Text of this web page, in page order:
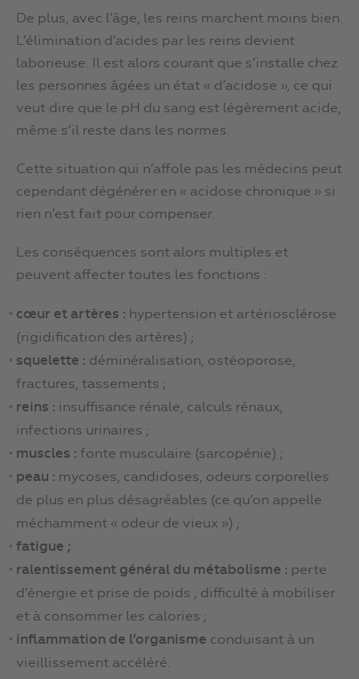
De plus, avec l’âge, les reins marchent moins bien.
L’élimination d’acides par les reins devient
laborieuse. Il est alors courant que s’installe chez
les personnes âgées un état « d’acidose », ce qui
veut dire que le pH du sang est légèrement acide,
même s’il reste dans les normes.
Cette situation qui n’affole pas les médecins peut
cependant dégénérer en « acidose chronique » si
rien n’est fait pour compenser.
Les conséquences sont alors multiples et
peuvent affecter toutes les fonctions :
cœur et artères : hypertension et artériosclérose
(rigidification des artères) ;
squelette : déminéralisation, ostéoporose,
fractures, tassements ;
reins : insuffisance rénale, calculs rénaux,
infections urinaires ;
muscles : fonte musculaire (sarcopénie) ;
peau : mycoses, candidoses, odeurs corporelles
de plus en plus désagréables (ce qu’on appelle
méchamment « odeur de vieux ») ;
fatigue ;
ralentissement général du métabolisme : perte
d’énergie et prise de poids ; difficulté à mobiliser
et à consommer les calories ;
inflammation de l’organisme conduisant à un
vieillissement accéléré.